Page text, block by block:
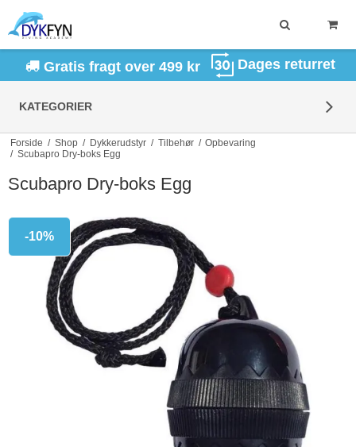
Gratis fragt over 499 kr Dages returret
KATEGORIER
Forside / Shop / Dykkerudstyr / Tilbehør / Opbevaring
/ Scubapro Dry-boks Egg
Scubapro Dry-boks Egg
-10%